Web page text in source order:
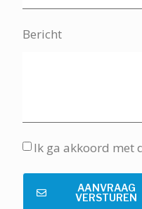
Bericht
Ik ga akkoord met
AANVRAAG
VERSTUREN